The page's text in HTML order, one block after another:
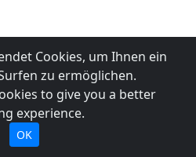
Cookies, um Ihnen ein
zu ermöglichen.
to give you a better
experience.
OK